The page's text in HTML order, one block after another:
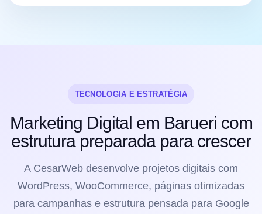
TECNOLOGIA E ESTRATÉGIA
Marketing Digital em Barueri com
estrutura preparada para crescer
A CesarWeb desenvolve projetos digitais com
WordPress, WooCommerce, páginas otimizadas
para campanhas e estrutura pensada para Google